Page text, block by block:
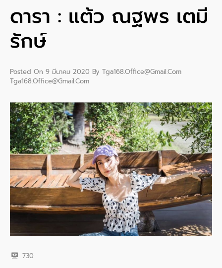
ดารา : แต้ว ณฐพร เตมี
รักษ์
Posted On 9 มีนาคม 2020 By Tga168.office@gmail.com
Tga168.office@gmail.com
730